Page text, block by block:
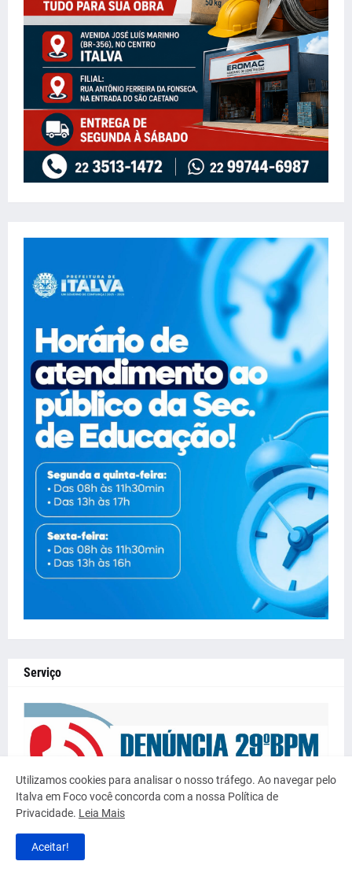
Serviço
Utilizamos cookies para analisar o nosso tráfego. Ao navegar pelo
Italva em Foco você concorda com a nossa Política de
Privacidade. Leia Mais
Aceitar!